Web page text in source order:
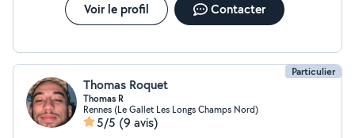
Voir le profil Contacter
Particulier
Thomas Roquet
Thomas R
Rennes (Le Gallet Les Longs Champs Nord)
5/5 (9 avis)